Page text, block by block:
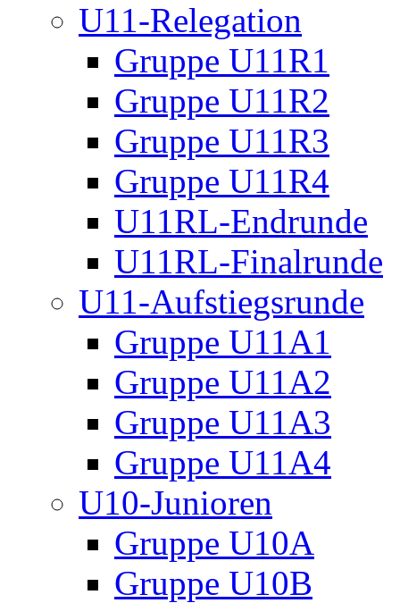
U11-Relegation
Gruppe U11R1
Gruppe U11R2
Gruppe U11R3
Gruppe U11R4
U11RL-Endrunde
U11RL-Finalrunde
U11-Aufstiegsrunde
Gruppe U11A1
Gruppe U11A2
Gruppe U11A3
Gruppe U11A4
U10-Junioren
Gruppe U10A
Gruppe U10B